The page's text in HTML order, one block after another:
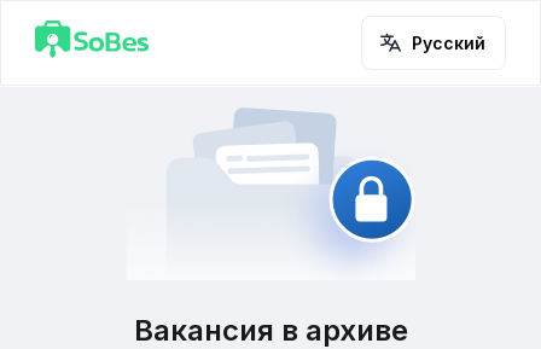
Русский
Вакансия в архиве